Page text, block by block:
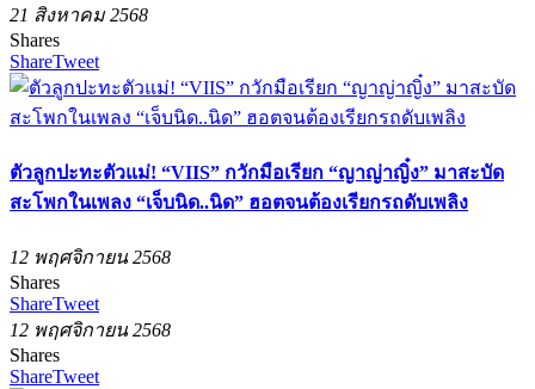
21 สิงหาคม 2568
Shares
ShareTweet
ตัวลูกปะทะตัวแม่! “VIIS” กวักมือเรียก “ญาญ่าญิ๋ง” มาสะบัด
สะโพกในเพลง “เจ็บนิด..นิด” ฮอตจนต้องเรียกรถดับเพลิง
12 พฤศจิกายน 2568
Shares
ShareTweet
12 พฤศจิกายน 2568
Shares
ShareTweet